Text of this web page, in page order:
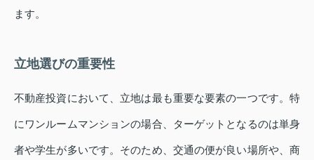
ます。
立地選びの重要性
不動産投資において、立地は最も重要な要素の一つです。特
にワンルームマンションの場合、ターゲットとなるのは単身
者や学生が多いです。そのため、交通の便が良い場所や、商